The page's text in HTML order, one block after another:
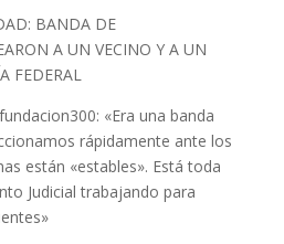
BANDA DE
A UN VECINO Y A UN
FEDERAL
«Era una banda
rápidamente ante los
están «estables». Está toda
Judicial trabajando para